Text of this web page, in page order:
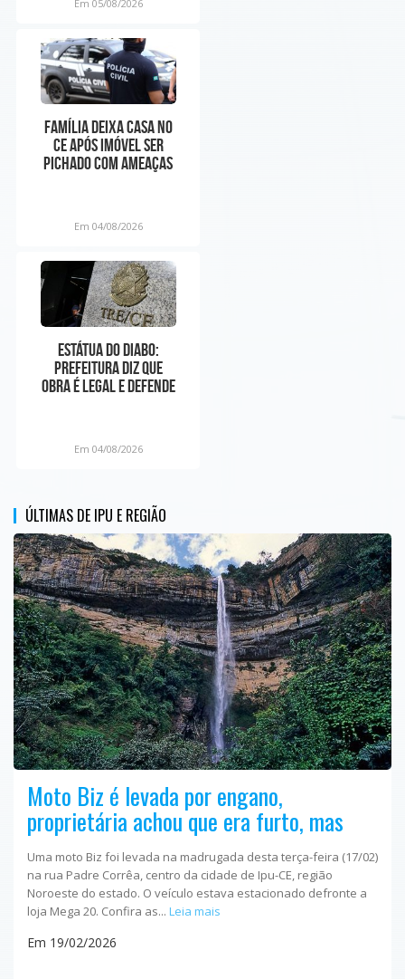
Em 05/08/2026
Família deixa casa no
CE após imóvel ser
pichado com ameaças
Em 04/08/2026
Estátua do Diabo:
prefeitura diz que
obra é legal e defende
Em 04/08/2026
ÚLTIMAS DE IPU E REGIÃO
Moto Biz é levada por engano,
proprietária achou que era furto, mas
Uma moto Biz foi levada na madrugada desta terça-feira (17/02)
na rua Padre Corrêa, centro da cidade de Ipu-CE, região
Noroeste do estado. O veículo estava estacionado defronte a
loja Mega 20. Confira as... Leia mais
Em 19/02/2026